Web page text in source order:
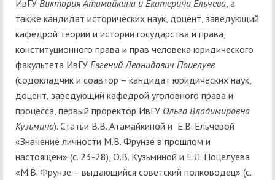
ИвГУ Виктория Атамайкина и Екатерина Ельчева , а
также кандидат исторических наук, доцент, заведующий
кафедрой теории и истории государства и права,
конституционного права и прав человека юридического
факультета ИвГУ Евгений Леонидович Поцелуев
(содокладчик и соавтор – кандидат юридических наук,
доцент, заведующий кафедрой уголовного права и
процесса, первый проректор ИвГУ Ольга Владимировна
Кузьмина). Статьи В.В. Атамайкиной и Е.В. Ельчевой
«Значение личности М.В. Фрунзе в прошлом и
настоящем» (с. 23-28), О.В. Кузьминой и Е.Л. Поцелуева
«М.В. Фрунзе – выдающийся советский полководец» (с.